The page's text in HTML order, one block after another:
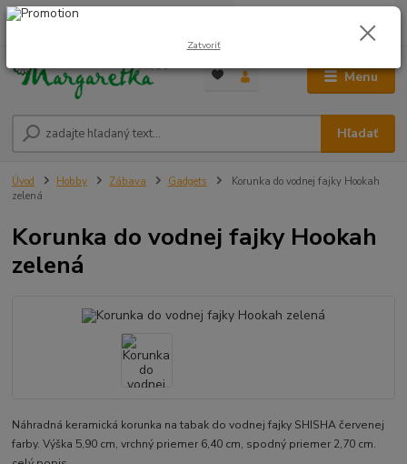
Menu
Hľadať
0948 236 042
0,00 €
Úvod Hobby Zábava Gadgets
Korunka do vodnej fajky Hookah
zelená
Korunka do vodnej fajky Hookah
zelená
Náhradná keramická korunka na tabak do vodnej fajky SHISHA červenej
farby. Výška 5,90 cm, vrchný priemer 6,40 cm, spodný priemer 2,70 cm.
Zatvoriť